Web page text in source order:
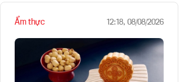
Ẩm thực 12:18, 08/08/2026